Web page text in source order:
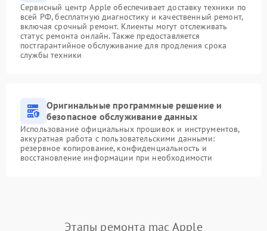
Сервисный центр Apple обеспечивает доставку техники по
всей РФ, бесплатную диагностику и качественный ремонт,
включая срочный ремонт. Клиенты могут отслеживать
статус ремонта онлайн. Также предоставляется
постгарантийное обслуживание для продления срока
службы техники
Оригинальные программные решение и
безопасное обслуживание данных
Использование официальных прошивок и инструментов,
аккуратная работа с пользовательскими данными:
резервное копирование, конфиденциальность и
восстановление информации при необходимости
Этапы ремонта mac Apple